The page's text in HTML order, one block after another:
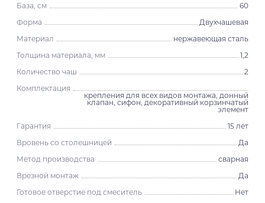
База, см
60
Форма
Двухчашевая
Материал
нержавеющая сталь
Толщина материала, мм
1,2
Количество чаш
2
Комплектация
крепления для всех видов монтажа, донный
клапан, сифон, декоративный корзинчатый
элемент
Гарантия
15 лет
Вровень со столешницей
Да
Метод производства
сварная
Врезной монтаж
Да
Готовое отверстие под смеситель
Нет